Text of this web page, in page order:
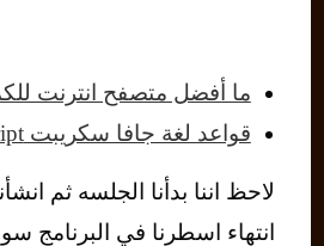
ما أفضل متصفح انترنت
قواعد لغة جافا سكريبت JavaScript
لاحظ اننا بدأنا الجلسه ثم
انتهاء اسطرنا في البرنامج